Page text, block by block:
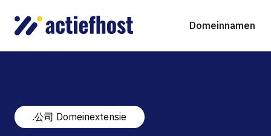
Domeinnamen
Domeinnaam registreren
Webhosting
Virtual Servers
.公司 Domeinextensie